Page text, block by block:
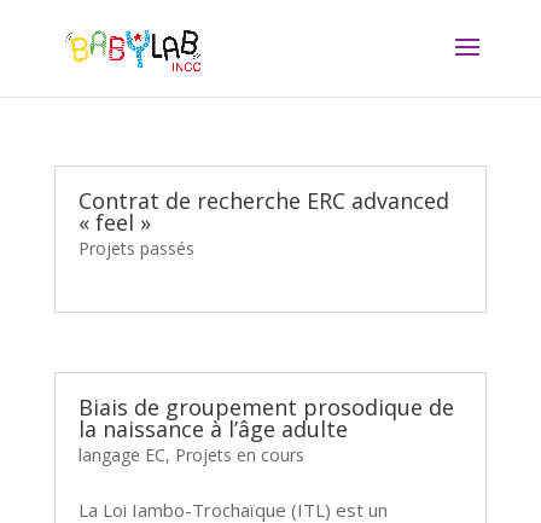
Contrat de recherche ERC advanced
« feel »
Projets passés
Biais de groupement prosodique de
la naissance à l’âge adulte
langage EC, Projets en cours
La Loi Iambo-Trochaïque (ITL) est un